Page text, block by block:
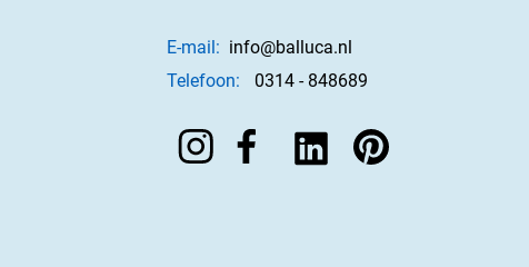
E-mail: info@balluca.nl
Telefoon:
0314 - 848689